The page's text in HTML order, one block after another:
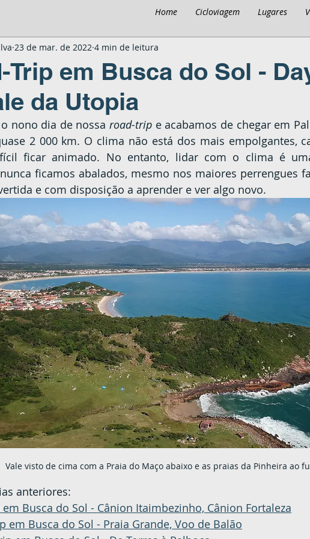
Home Cicloviagem Lugares
Trip em Busca do Sol -
da Utopia
23 de mar. de 2022 4 min de leitura
o nono dia de nossa
road-trip e acabamos de chegar em
2 000 km. O clima não está dos mais empolgantes,
ficar animado. No entanto, lidar com o clima é
ficamos abalados, mesmo nos maiores perrengues
e com disposição a aprender e ver algo novo.
Vale visto de cima com a Praia do Maço abaixo e as praias da Pinheira ao
anteriores:
em Busca do Sol - Cânion Itaimbezinho, Cânion Fortaleza
em Busca do Sol - Praia Grande, Voo de Balão